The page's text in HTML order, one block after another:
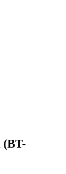
(BT-